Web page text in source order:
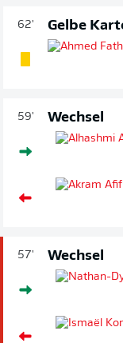
62' Gelbe
59' Wechsel
57' Wechsel